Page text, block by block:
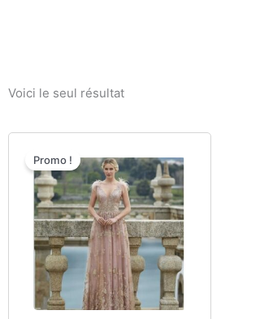
Voici le seul résultat
Promo !
prix
initial
était :
350,00 €.
prix
actuel
est :
250,00 €.